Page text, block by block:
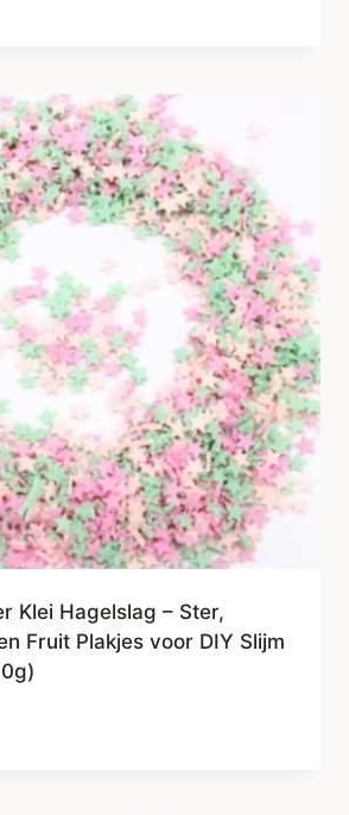
Klei Hagelslag – Ster,
Fruit Plakjes voor DIY Slijm